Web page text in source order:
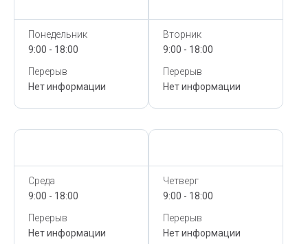
Понедельник
9:00 - 18:00
Перерыв
Нет информации
Вторник
9:00 - 18:00
Перерыв
Нет информации
Среда
9:00 - 18:00
Перерыв
Нет информации
Четверг
9:00 - 18:00
Перерыв
Нет информации